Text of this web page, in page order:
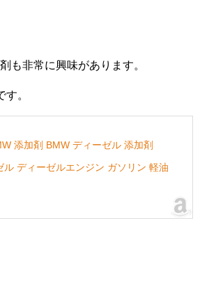
も非常に興味があります。
。
添加剤 BMW ディーゼル 添加剤
ル ディーゼルエンジン ガソリン 軽油